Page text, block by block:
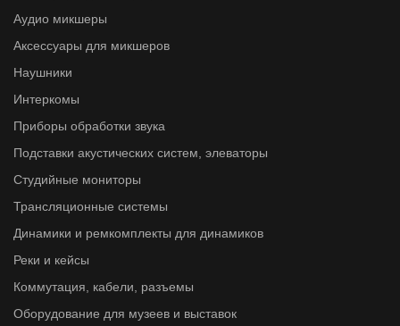
Аудио микшеры
Аксессуары для микшеров
Наушники
Интеркомы
Приборы обработки звука
Подставки акустических систем, элеваторы
Студийные мониторы
Трансляционные системы
Динамики и ремкомплекты для динамиков
Реки и кейсы
Коммутация, кабели, разъемы
Оборудование для музеев и выставок